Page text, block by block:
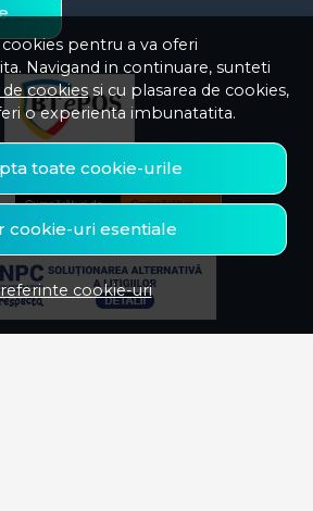
pentru a va oferi
Navigand in continuare, sunteti
cookies si cu plasarea de cookies,
o experienta imbunatatita.
toate cookie-urile
cookie-uri esentiale
cookie-uri